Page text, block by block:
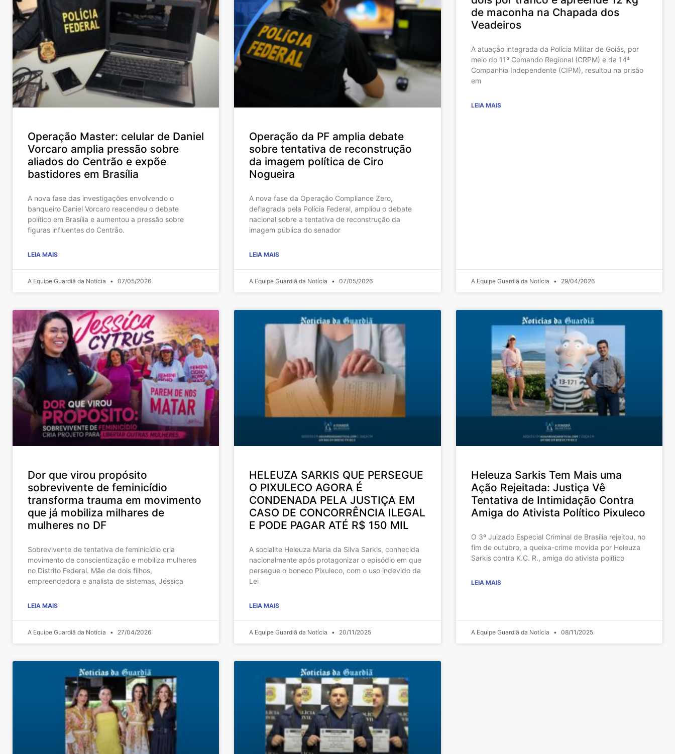
Operação Master: celular de Daniel
Vorcaro amplia pressão sobre
aliados do Centrão e expõe
bastidores em Brasília
A nova fase das investigações envolvendo o
banqueiro Daniel Vorcaro reacendeu o debate
político em Brasília e aumentou a pressão sobre
figuras influentes do Centrão.
LEIA MAIS
A Equipe Guardiã da Notícia 07/05/2026
Operação da PF amplia debate
sobre tentativa de reconstrução
da imagem política de Ciro
Nogueira
A nova fase da Operação Compliance Zero,
deflagrada pela Polícia Federal, ampliou o debate
nacional sobre a tentativa de reconstrução da
imagem pública do senador
LEIA MAIS
A Equipe Guardiã da Notícia 07/05/2026
de maconha na Chapada dos
Veadeiros
A atuação integrada da Polícia Militar de Goiás, por
meio do 11º Comando Regional (CRPM) e da 14ª
Companhia Independente (CIPM), resultou na prisão
em
LEIA MAIS
A Equipe Guardiã da Notícia 29/04/2026
Dor que virou propósito
sobrevivente de feminicídio
transforma trauma em movimento
que já mobiliza milhares de
mulheres no DF
Sobrevivente de tentativa de feminicídio cria
movimento de conscientização e mobiliza mulheres
no Distrito Federal. Mãe de dois filhos,
empreendedora e analista de sistemas, Jéssica
LEIA MAIS
A Equipe Guardiã da Notícia 27/04/2026
HELEUZA SARKIS QUE PERSEGUE
O PIXULECO AGORA É
CONDENADA PELA JUSTIÇA EM
CASO DE CONCORRÊNCIA ILEGAL
E PODE PAGAR ATÉ R$ 150 MIL
A socialite Heleuza Maria da Silva Sarkis, conhecida
nacionalmente após protagonizar o episódio em que
persegue o boneco Pixuleco, com o uso indevido da
Lei
LEIA MAIS
A Equipe Guardiã da Notícia 20/11/2025
Heleuza Sarkis Tem Mais uma
Ação Rejeitada: Justiça Vê
Tentativa de Intimidação Contra
Amiga do Ativista Político Pixuleco
O 3º Juizado Especial Criminal de Brasília rejeitou, no
fim de outubro, a queixa-crime movida por Heleuza
Sarkis contra K.C. R., amiga do ativista político
LEIA MAIS
A Equipe Guardiã da Notícia 08/11/2025